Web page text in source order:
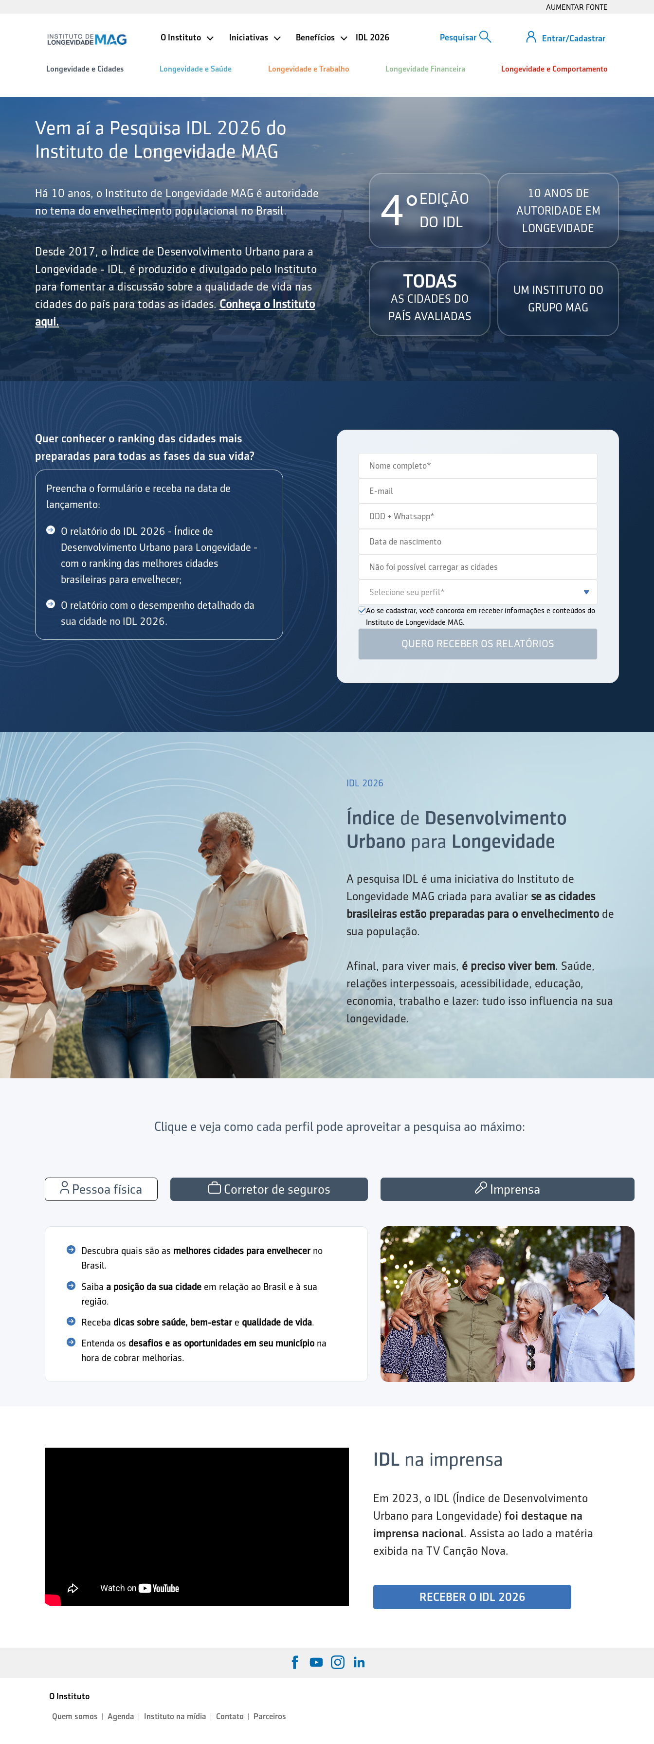
AUMENTAR FONTE
Entrar/Cadastrar
O Instituto Iniciativas Benefícios IDL 2026
Longevidade e Cidades Longevidade e Saúde Longevidade e Trabalho Longevidade Financeira Longevidade e Comportamento
Vem aí a Pesquisa IDL 2026 do
Instituto de Longevidade MAG
Há 10 anos, o Instituto de Longevidade MAG é autoridade
no tema do envelhecimento populacional no Brasil.
Desde 2017, o Índice de Desenvolvimento Urbano para a
Longevidade - IDL, é produzido e divulgado pelo Instituto
para fomentar a discussão sobre a qualidade de vida nas
cidades do país para todas as idades.Conheça o Instituto
aqui.
4° EDIÇÃO
DO IDL
10 ANOS DE
AUTORIDADE EM
LONGEVIDADE
TODAS
AS CIDADES DO
PAÍS AVALIADAS
UM INSTITUTO DO
GRUPO MAG
Quer conhecer o ranking das cidades mais
preparadas para todas as fases da sua vida?
Preencha o formulário e receba na data de
lançamento:
O relatório do IDL 2026 - Índice de
Desenvolvimento Urbano para Longevidade -
com o ranking das melhores cidades
brasileiras para envelhecer;
O relatório com o desempenho detalhado da
sua cidade no IDL 2026.
Ao se cadastrar, você concorda em receber informações e conteúdos do
Instituto de Longevidade MAG.
IDL 2026
Índice de Desenvolvimento
Urbano para Longevidade
A pesquisa IDL é uma iniciativa do Instituto de
Longevidade MAG criada para avaliar se as cidades
brasileiras estão preparadas para o envelhecimento de
sua população.
Afinal, para viver mais, é preciso viver bem. Saúde,
relações interpessoais, acessibilidade, educação,
economia, trabalho e lazer: tudo isso influencia na sua
longevidade.
Clique e veja como cada perfil pode aproveitar a pesquisa ao máximo:
Pessoa física Corretor de seguros Imprensa
Descubra quais são as melhores cidades para envelhecerno
Brasil.
Saiba a posição da sua cidade em relação ao Brasil e à sua
região.
Receba dicas sobre saúde, bem-estare qualidade de vida.
Entenda os desafios e as oportunidades em seu município na
hora de cobrar melhorias.
IDL na imprensa
Em 2023, o IDL (Índice de Desenvolvimento
Urbano para Longevidade) foi destaque na
imprensa nacional. Assista ao lado a matéria
exibida na TV Canção Nova.
RECEBER O IDL 2026
O Instituto
Quem somos Agenda Instituto na mídia Contato Parceiros